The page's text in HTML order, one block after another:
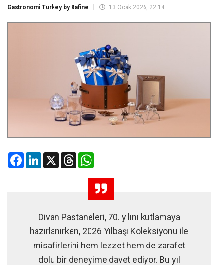
Gastronomi Turkey by Rafine 13 Ocak 2026, 22:14
FacebookLinkedIn
X Threads
Divan Pastaneleri, 70. yılını kutlamaya
hazırlanırken, 2026 Yılbaşı Koleksiyonu ile
misafirlerini hem lezzet hem de zarafet
dolu bir deneyime davet ediyor. Bu yıl